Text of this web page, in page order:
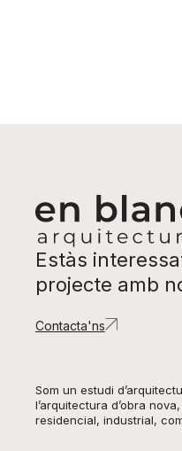
Estàs
projecte amb
Contacta'ns
Som un estudi
l’arquitectura d’obra
residencial, industrial,